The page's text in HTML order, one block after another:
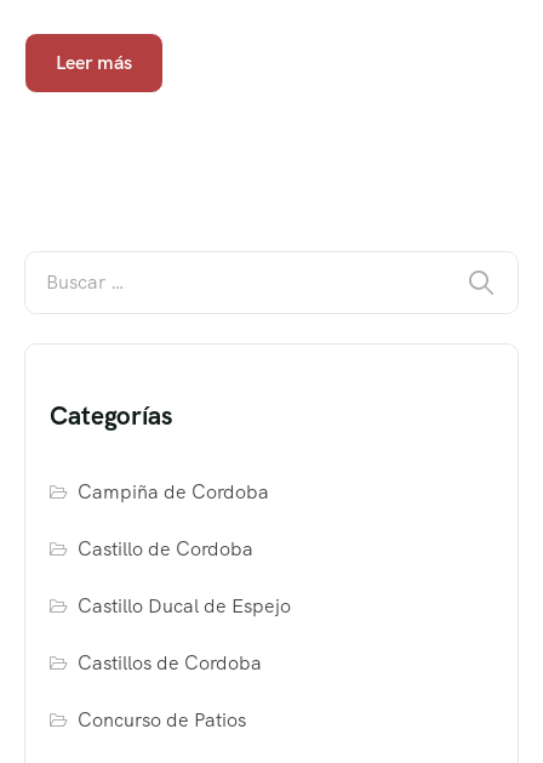
Leer más
Categorías
Campiña de Cordoba
Castillo de Cordoba
Castillo Ducal de Espejo
Castillos de Cordoba
Concurso de Patios